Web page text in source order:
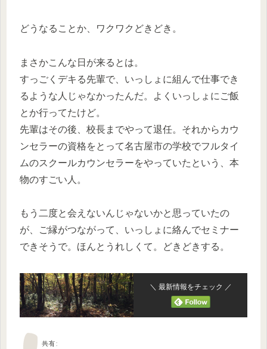
どうなることか、ワクワクどきどき。
まさかこんな日が来るとは。
すっごくデキる先輩で、いっしょに組んで仕事でき
るような人じゃなかったんだ。よくいっしょにご飯
とか行ってたけど。
先輩はその後、校長までやって退任。それからカウ
ンセラーの資格をとって名古屋市の学校でフルタイ
ムのスクールカウンセラーをやっていたという、本
物のすごい人。
もう二度と会えないんじゃないかと思っていたの
が、ご縁がつながって、いっしょに絡んでセミナー
できそうで。ほんとうれしくて。どきどきする。
＼ 最新情報をチェック ／
共有: